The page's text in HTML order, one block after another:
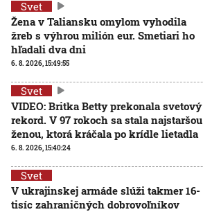
Svet
Žena v Taliansku omylom vyhodila
žreb s výhrou milión eur. Smetiari ho
hľadali dva dni
6. 8. 2026, 15:49:55
Svet
VIDEO: Britka Betty prekonala svetový
rekord. V 97 rokoch sa stala najstaršou
ženou, ktorá kráčala po krídle lietadla
6. 8. 2026, 15:40:24
Svet
V ukrajinskej armáde slúži takmer 16-
tisíc zahraničných dobrovoľníkov